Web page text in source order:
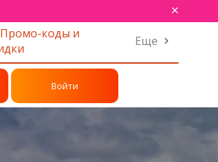
×
коды и
Еще
Войти